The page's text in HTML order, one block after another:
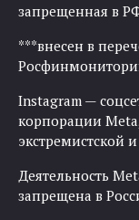
запрещенная в
***внесен в
Instagram —
корпорации
экстремистской
Деятельность
запрещена в